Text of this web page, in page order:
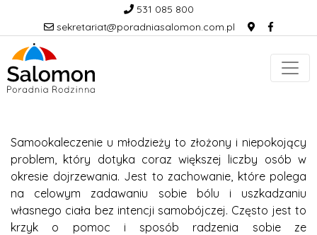
531 085 800
sekretariat@poradniasalomon.com.pl
Samookaleczenie u młodzieży to złożony i niepokojący
problem, który dotyka coraz większej liczby osób w
okresie dojrzewania. Jest to zachowanie, które polega
na celowym zadawaniu sobie bólu i uszkadzaniu
własnego ciała bez intencji samobójczej. Często jest to
krzyk o pomoc i sposób radzenia sobie ze